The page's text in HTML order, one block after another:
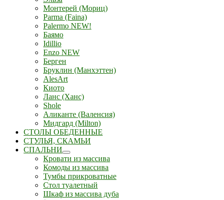
Монтерей (Мориц)
Parma (Faina)
Palermo NEW!
Баямо
Idillio
Enzo NEW
Берген
Бруклин (Манхэттен)
AlesArt
Киото
Ланс (Ханс)
Shole
Аликанте (Валенсия)
Мидгард (Milton)
СТОЛЫ ОБЕДЕННЫЕ
СТУЛЬЯ, СКАМЬИ
СПАЛЬНИ
Кровати из массива
Комоды из массива
Тумбы прикроватные
Стол туалетный
Шкаф из массива дуба